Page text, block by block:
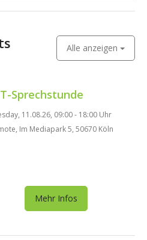
Alle anzeigen
Sprechstunde
11.08.26, 09:00 - 18:00 Uhr
Im Mediapark 5, 50670 Köln
Mehr Infos